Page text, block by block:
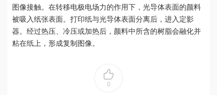
图像接触。在转移电极电场力的作用下，光导体表面的颜料
被吸入纸张表面。打印纸与光导体表面分离后，进入定影
器。经过热压、冷压或加热后，颜料中所含的树脂会融化并
粘在纸上，形成复制图像。
0